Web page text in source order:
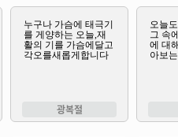
광복절